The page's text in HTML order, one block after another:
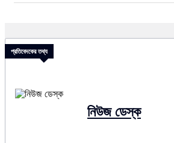
প্রতিবেদকের তথ্য
নিউজ ডেস্ক